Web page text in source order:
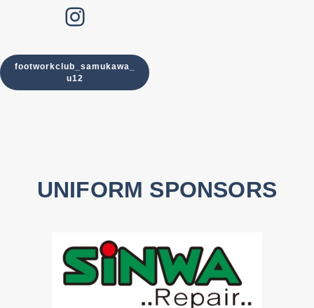
Instagram
footworkclub_samukawa_
u12
UNIFORM SPONSORS